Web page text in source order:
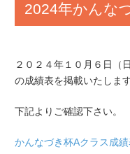
2024年かんな
２０２４年１０月６日（
の成績表を掲載いたします
下記よりご確認下さい。
かんなづき杯Aクラス成績